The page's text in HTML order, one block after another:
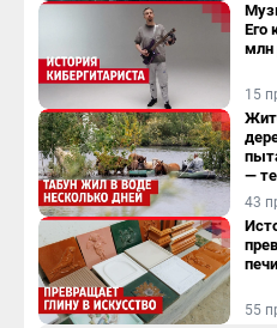
Его
млн
15
—
43
55